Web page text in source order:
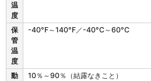
1
の
作
特
性
温
度
保
管
温
度
-40°F～140°F／-40°C～60°C
動
10％～90％（結露なきこと）